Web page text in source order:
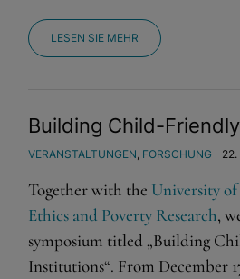
LESEN SIE MEHR
Building Child-
VERANSTALTUNGEN, FORSCHUNG
Together with the University
Ethics and Poverty Research,
symposium titled „Building
Institutions“. From December